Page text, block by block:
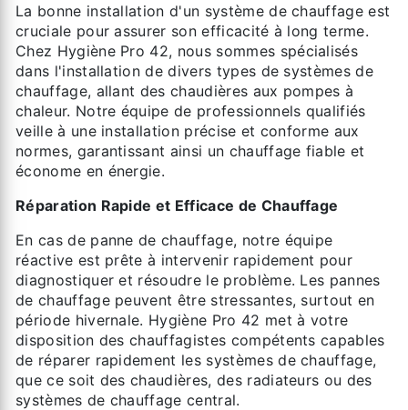
La bonne installation d'un système de chauffage est
cruciale pour assurer son efficacité à long terme.
Chez Hygiène Pro 42, nous sommes spécialisés
dans l'installation de divers types de systèmes de
chauffage, allant des chaudières aux pompes à
chaleur. Notre équipe de professionnels qualifiés
veille à une installation précise et conforme aux
normes, garantissant ainsi un chauffage fiable et
économe en énergie.
Réparation Rapide et Efficace de Chauffage
En cas de panne de chauffage, notre équipe
réactive est prête à intervenir rapidement pour
diagnostiquer et résoudre le problème. Les pannes
de chauffage peuvent être stressantes, surtout en
période hivernale. Hygiène Pro 42 met à votre
disposition des chauffagistes compétents capables
de réparer rapidement les systèmes de chauffage,
que ce soit des chaudières, des radiateurs ou des
systèmes de chauffage central.